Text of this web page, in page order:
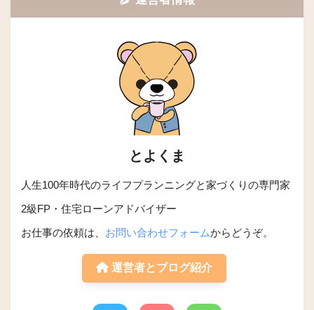
とよくま
人生100年時代のライフプランニングと家づくりの専門家
2級FP・住宅ローンアドバイザー
お仕事の依頼は、 お問い合わせフォームからどうぞ。
運営者とブログ紹介